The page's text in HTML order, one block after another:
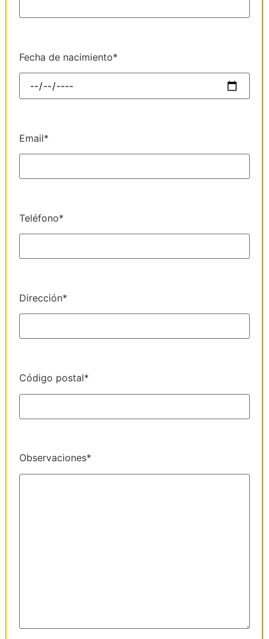
Fecha de nacimiento*
Email*
Teléfono*
Dirección*
Código postal*
Observaciones*